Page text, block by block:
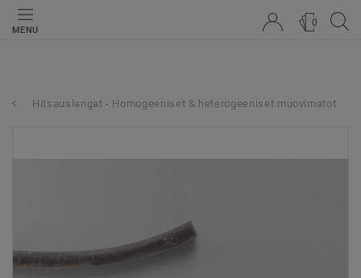
MENU
0
Hitsauslangat - Homogeeniset & heterogeeniset muovimatot